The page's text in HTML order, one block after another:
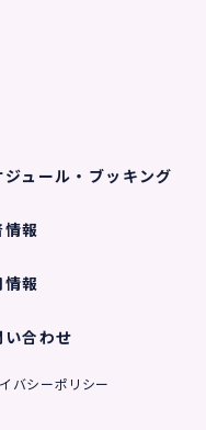
ジュール・ブッキング
報
報
い合わせ
バシーポリシー